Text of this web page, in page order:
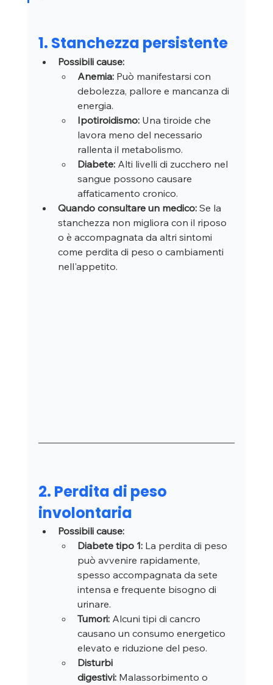
1. Stanchezza persistente
Possibili cause:
Anemia: Può manifestarsi con
debolezza, pallore e mancanza di
energia.
Ipotiroidismo: Una tiroide che
lavora meno del necessario
rallenta il metabolismo.
Diabete: Alti livelli di zucchero nel
sangue possono causare
affaticamento cronico.
Quando consultare un medico: Se la
stanchezza non migliora con il riposo
o è accompagnata da altri sintomi
come perdita di peso o cambiamenti
nell'appetito.
2. Perdita di peso
involontaria
Possibili cause:
Diabete tipo 1: La perdita di peso
può avvenire rapidamente,
spesso accompagnata da sete
intensa e frequente bisogno di
urinare.
Tumori: Alcuni tipi di cancro
causano un consumo energetico
elevato e riduzione del peso.
Disturbi
digestivi: Malassorbimento o